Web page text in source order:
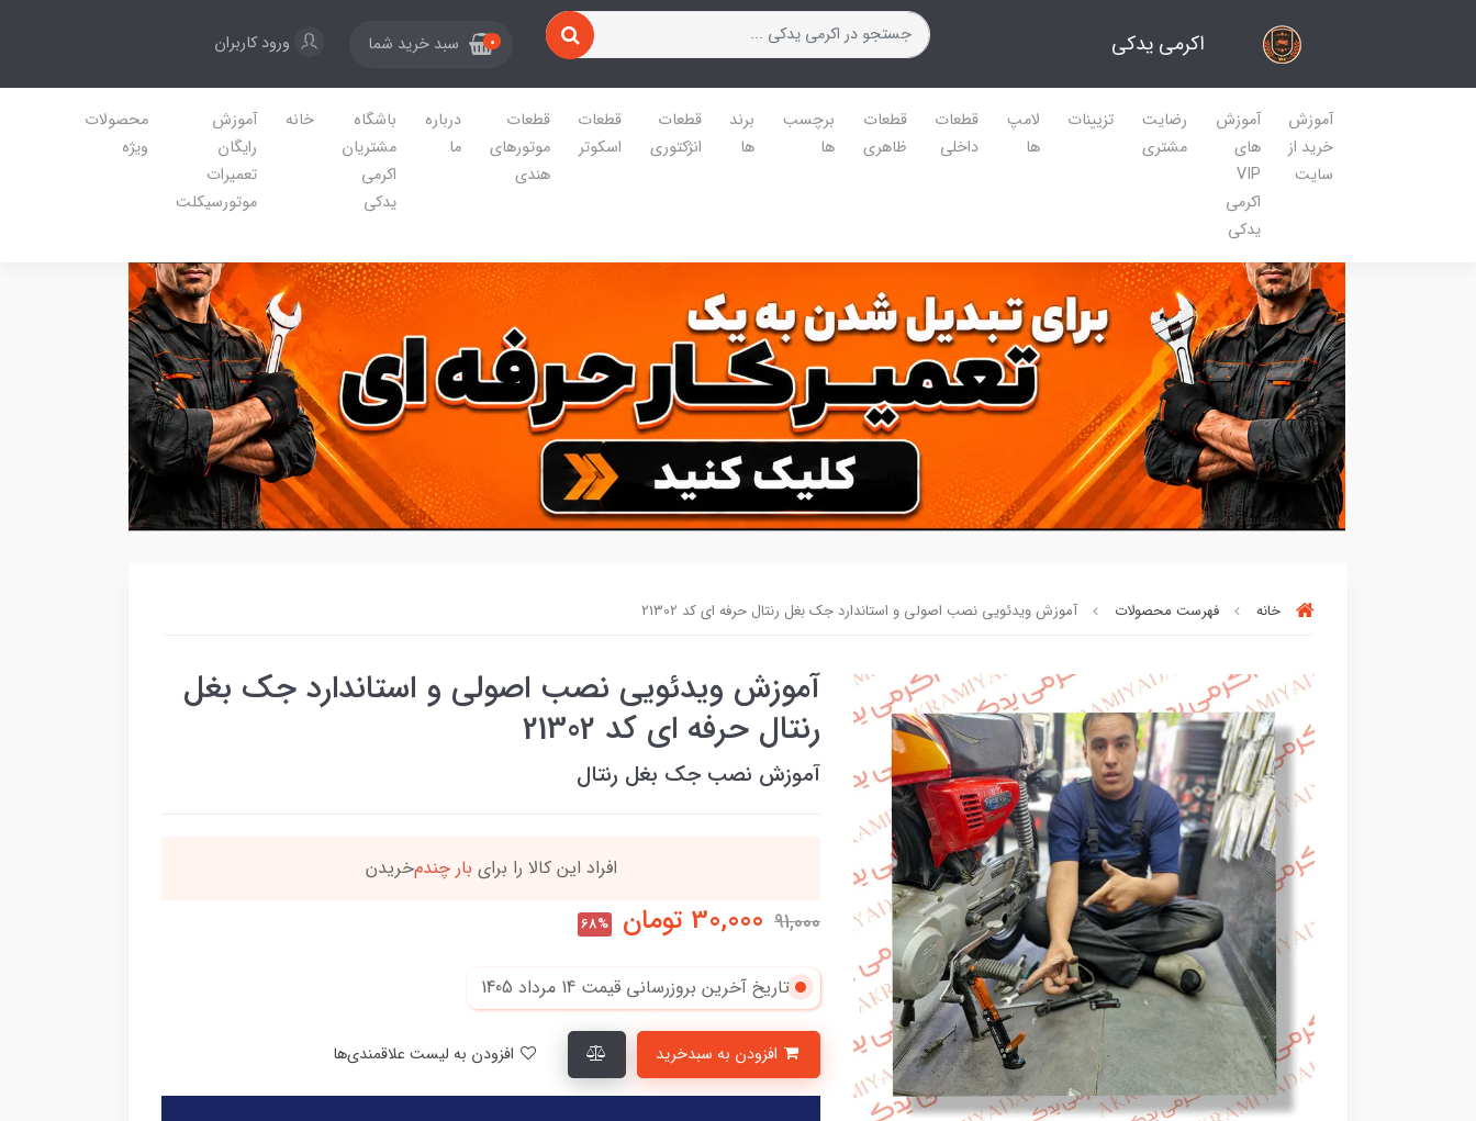
اکرمی یدکی 0 سبد خرید شما ورود کاربران
آموزش
خرید از
سایت
آموزش
های
VIP
اکرمی
یدکی
رضایت
مشتری
تزیینات
لامپ
ها
قطعات
داخلی
قطعات
ظاهری
برچسب
ها
برند
ها
قطعات
انژکتوری
قطعات
اسکوتر
قطعات
موتورهای
هندی
درباره
ما
باشگاه
مشتریان
اکرمی
یدکی
خانه
آموزش
رایگان
تعمیرات
موتورسیکلت
محصولات
ویژه
خانه فهرست محصولات آموزش ویدئویی نصب اصولی و استاندارد جک‌ بغل رنتال حرفه ای کد 21302
آموزش ویدئویی نصب اصولی و استاندارد جک‌ بغل
رنتال حرفه ای کد 21302
آموزش نصب جک بغل رنتال
افراد‌ این کالا را برایبار چندم‌خریدن 90٪ خریداران ،از این محصول راضی بودن
91,000
30,000 تومان 68%
تاریخ آخرین بروزرسانی قیمت 14 مرداد 1405